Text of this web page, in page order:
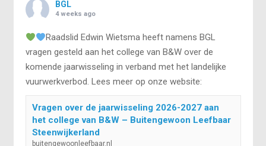
BGL
4 weeks ago
Raadslid Edwin Wietsma heeft namens BGL
vragen gesteld aan het college van B&W over de
komende jaarwisseling in verband met het landelijke
vuurwerkverbod. Lees meer op onze website:
Vragen over de jaarwisseling 2026-2027 aan
het college van B&W – Buitengewoon Leefbaar
Steenwijkerland
buitengewoonleefbaar.nl